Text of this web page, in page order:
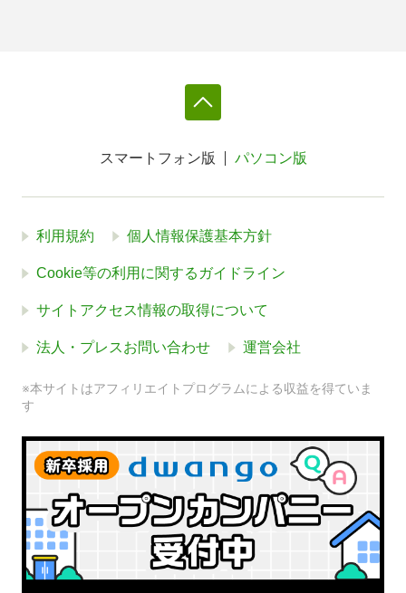
スマートフォン版 パソコン版
利用規約 個人情報保護基本方針
Cookie等の利用に関するガイドライン
サイトアクセス情報の取得について
法人・プレスお問い合わせ 運営会社
※本サイトはアフィリエイトプログラムによる収益を得ていま
す